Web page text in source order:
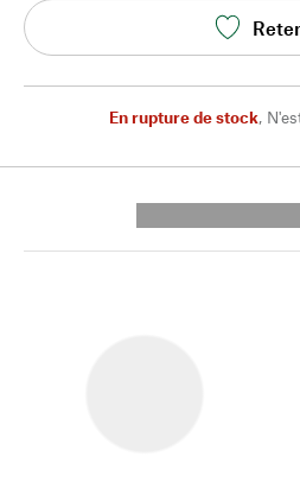
En rupture de stock,